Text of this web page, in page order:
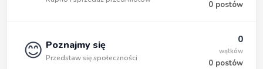
0 postów
😊 Poznajmy się
Przedstaw się społeczności
0
wątków
0 postów